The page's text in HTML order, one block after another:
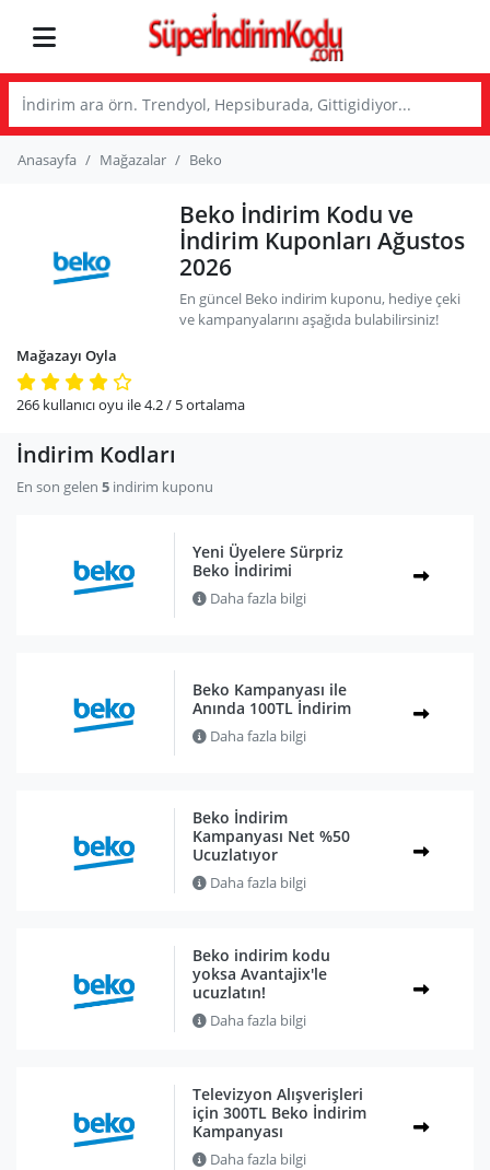
Anasayfa Mağazalar Beko
Mağazayı Oyla
266 kullanıcı oyu ile4.2/ 5ortalama
Beko İndirim Kodu ve
İndirim Kuponları Ağustos
2026
En güncel Beko indirim kuponu, hediye çeki
ve kampanyalarını aşağıda bulabilirsiniz!
İndirim Kodları
En son gelen 5 indirim kuponu
Yeni Üyelere Sürpriz
Beko İndirimi
Daha fazla bilgi
Beko Kampanyası ile
Anında 100TL İndirim
Daha fazla bilgi
Beko İndirim
Kampanyası Net %50
Ucuzlatıyor
Daha fazla bilgi
Beko indirim kodu
yoksa Avantajix'le
ucuzlatın!
Daha fazla bilgi
Televizyon Alışverişleri
için 300TL Beko İndirim
Kampanyası
Daha fazla bilgi